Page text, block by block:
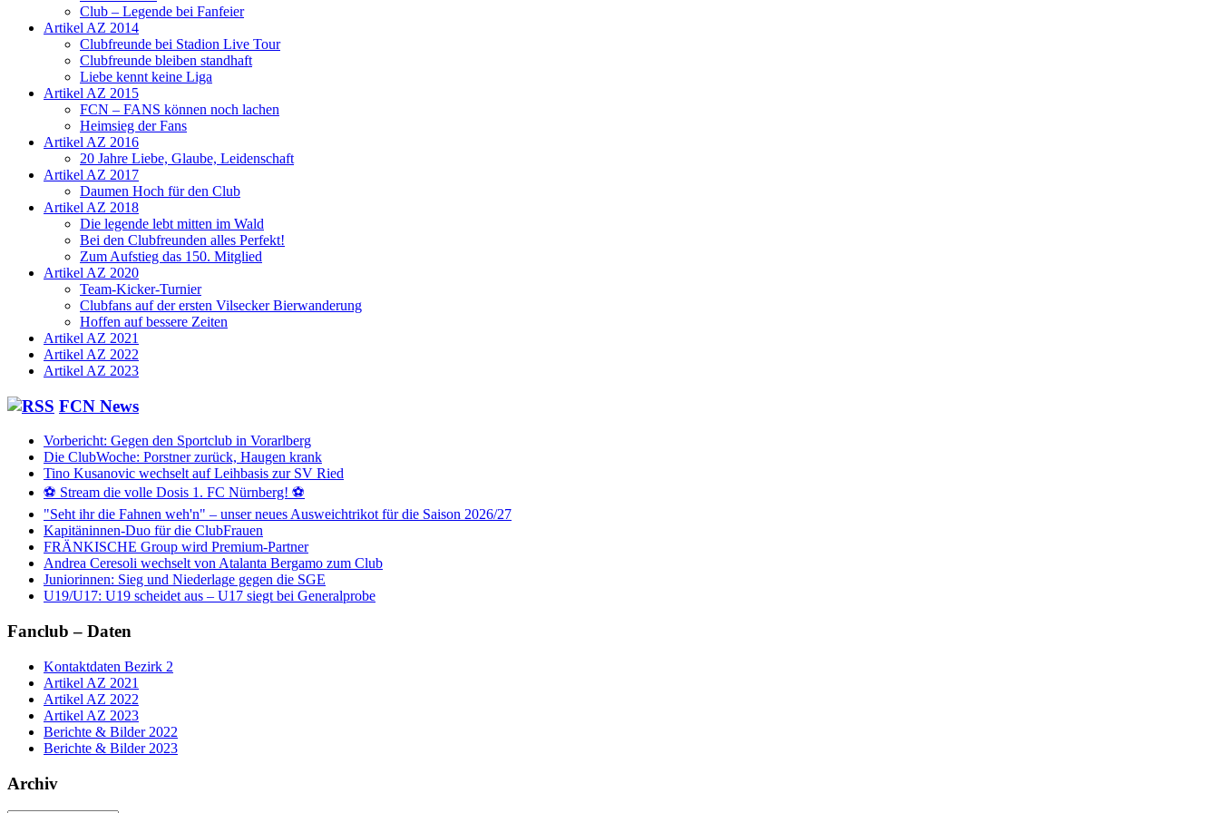
Club – Legende bei Fanfeier
Artikel AZ 2014
Clubfreunde bei Stadion Live Tour
Clubfreunde bleiben standhaft
Liebe kennt keine Liga
Artikel AZ 2015
FCN – FANS können noch lachen
Heimsieg der Fans
Artikel AZ 2016
20 Jahre Liebe, Glaube, Leidenschaft
Artikel AZ 2017
Daumen Hoch für den Club
Artikel AZ 2018
Die legende lebt mitten im Wald
Bei den Clubfreunden alles Perfekt!
Zum Aufstieg das 150. Mitglied
Artikel AZ 2020
Team-Kicker-Turnier
Clubfans auf der ersten Vilsecker Bierwanderung
Hoffen auf bessere Zeiten
Artikel AZ 2021
Artikel AZ 2022
Artikel AZ 2023
FCN News
Vorbericht: Gegen den Sportclub in Vorarlberg
Die ClubWoche: Porstner zurück, Haugen krank
Tino Kusanovic wechselt auf Leihbasis zur SV Ried
⚽️ Stream die volle Dosis 1. FC Nürnberg! ⚽️
"Seht ihr die Fahnen weh'n" – unser neues Ausweichtrikot für die Saison 2026/27
Kapitäninnen-Duo für die ClubFrauen
FRÄNKISCHE Group wird Premium-Partner
Andrea Ceresoli wechselt von Atalanta Bergamo zum Club
Juniorinnen: Sieg und Niederlage gegen die SGE
U19/U17: U19 scheidet aus – U17 siegt bei Generalprobe
Fanclub – Daten
Kontaktdaten Bezirk 2
Artikel AZ 2021
Artikel AZ 2022
Artikel AZ 2023
Berichte & Bilder 2022
Berichte & Bilder 2023
Archiv